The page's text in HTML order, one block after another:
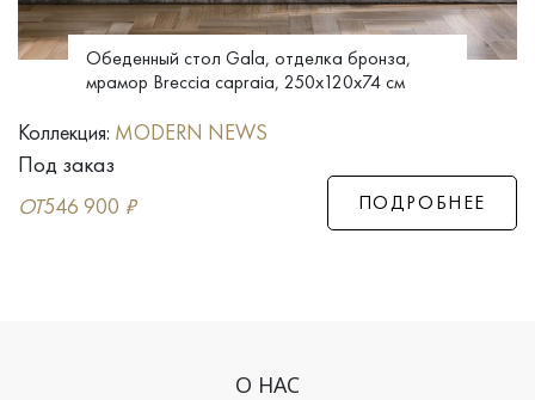
Обеденный стол Gala, отделка бронза,
мрамор Breccia capraia, 250x120x74 см
Коллекция: MODERN NEWS
Под заказ
ОТ546 900 ₽ ПОДРОБНЕЕ
О НАС